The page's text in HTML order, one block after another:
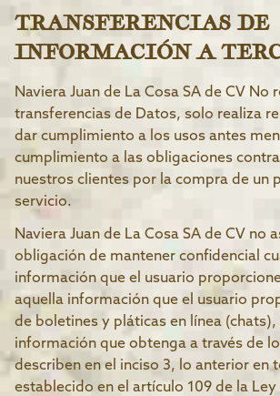
TRANSFERENCIAS DE
INFORMACIÓN A
Naviera Juan de La Cosa SA de CV No
transferencias de Datos, solo realiza
dar cumplimiento a los usos antes
cumplimiento a las obligaciones
nuestros clientes por la compra de un
servicio.
Naviera Juan de La Cosa SA de CV no
obligación de mantener confidencial
información que el usuario
aquella información que el usuario
de boletines y pláticas en línea
información que obtenga a través de
describen en el inciso 3, lo anterior en
establecido en el artículo 109 de la